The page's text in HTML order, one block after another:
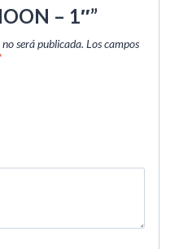
– 1″”
será publicada. Los campos